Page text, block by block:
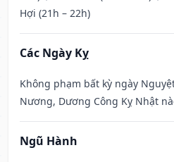
Hợi (21h – 22h)
Các Ngày Kỵ
Không phạm bất kỳ ngày
Nương, Dương Công Kỵ Nhật
Ngũ Hành